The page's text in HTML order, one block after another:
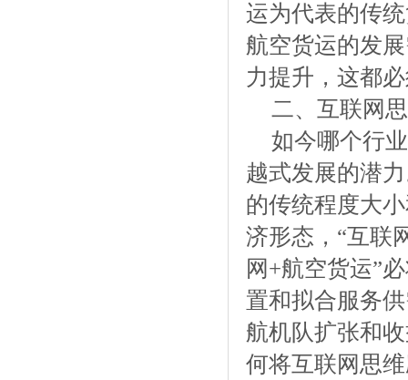
运为代表的传
航空货运的发
力提升，这都
二、互联网
如今哪个行
越式发展的潜
的传统程度大
济形态，“互联
网+航空货运”
置和拟合服务
航机队扩张和
何将互联网思